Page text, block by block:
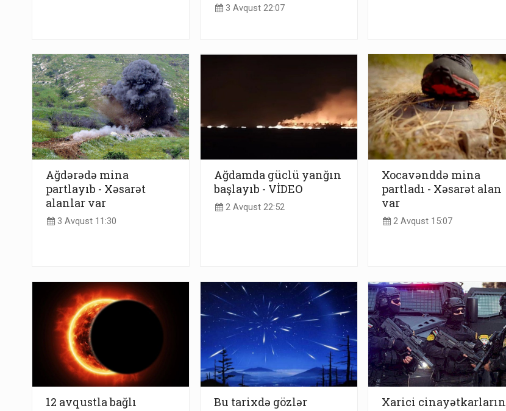
3 Avqust 22:07
Ağdərədə mina
partlayıb - Xəsarət
alanlar var
3 Avqust 11:30
Ağdamda güclü yanğın
başlayıb - VİDEO
2 Avqust 22:52
Xocavənddə mina
partladı - Xəsarət alan
var
2 Avqust 15:07
12 avqustla bağlı
Bu tarixdə gözlər
Xarici cinayətkarların